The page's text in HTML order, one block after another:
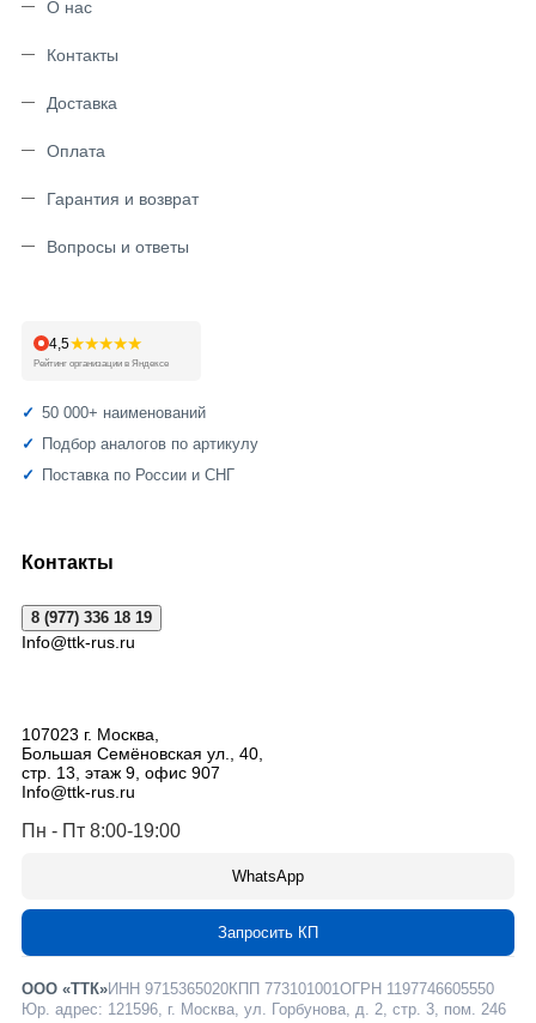
О нас
Контакты
Доставка
Оплата
Гарантия и возврат
Вопросы и ответы
4,5★★★★★
Рейтинг организации в Яндексе
50 000+ наименований
Подбор аналогов по артикулу
Поставка по России и СНГ
Контакты
8 (977) 336 18 19
Info@ttk-rus.ru
107023 г. Москва,
Большая Семёновская ул., 40,
стр. 13, этаж 9, офис 907
Info@ttk-rus.ru
Пн - Пт 8:00-19:00
WhatsApp
Запросить КП
ООО «ТТК»ИНН 9715365020КПП 773101001ОГРН 1197746605550
Юр. адрес: 121596, г. Москва, ул. Горбунова, д. 2, стр. 3, пом. 246